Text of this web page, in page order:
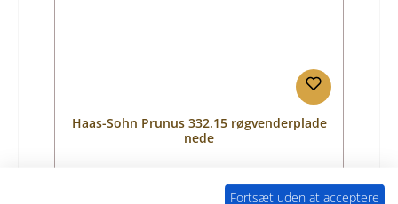
Haas-Sohn Prunus 332.15 røgvenderplade
nede
Haas-SohnFortsæt uden at acceptere